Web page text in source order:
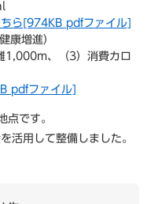
ら[974KB pdfファイル]
康増進）
1,000m、（3）消費カロ
pdfファイル]
点です。
活用して整備しました。